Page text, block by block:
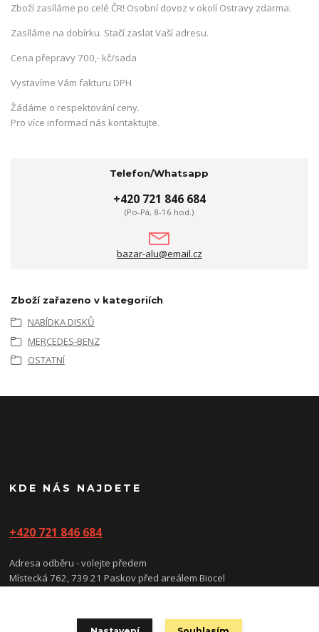
Zboží zasíláme po celé ČR! Osobní dovoz v okolí Ostravy zdarma.
Zasíláme na dobírku. Stačí zaslat Vaší adresu.
Cena přepravy 700,- kč/sada
Vystavíme Vám fakturu DPH
Žádáme o respektování ceny.
Pro více informací nás kontaktujte.
Telefon/Whatsapp
+420 721 846 684
(Po-Pá, 8-16 hod.)
bazar-alu@email.cz
Zboží zařazeno v kategoriích
NABÍDKA DISKŮ
MERCEDES-BENZ
OSTATNÍ
KDE NÁS NAJDETE
+420 721 846 684
Adresa odběru - volejte předem
Místecká 762, 739 21 Paskov před areálem Biocel